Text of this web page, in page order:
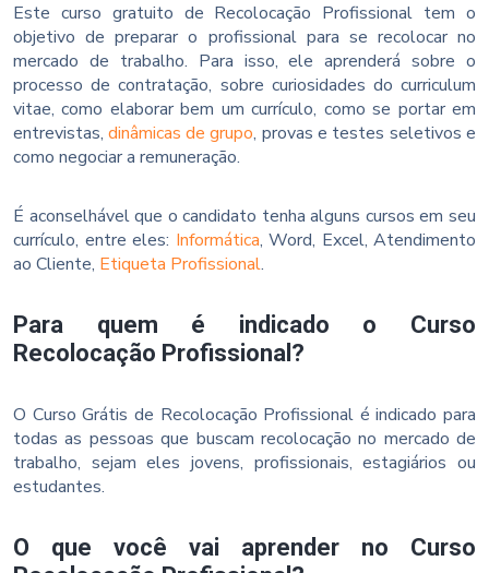
Este curso gratuito de Recolocação Profissional tem o
objetivo de preparar o profissional para se recolocar no
mercado de trabalho. Para isso, ele aprenderá sobre o
processo de contratação, sobre curiosidades do curriculum
vitae, como elaborar bem um currículo, como se portar em
entrevistas,dinâmicas de grupo, provas e testes seletivos e
como negociar a remuneração.
É aconselhável que o candidato tenha alguns cursos em seu
currículo, entre eles: Informática, Word, Excel, Atendimento
ao Cliente, Etiqueta Profissional.
Para quem é indicado o Curso
Recolocação Profissional?
O Curso Grátis de Recolocação Profissional é indicado para
todas as pessoas que buscam recolocação no mercado de
trabalho, sejam eles jovens, profissionais, estagiários ou
estudantes.
O que você vai aprender no Curso